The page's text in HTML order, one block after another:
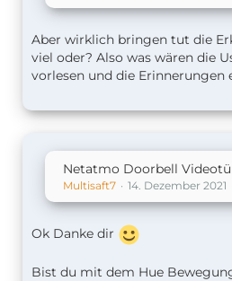
Aber wirklich bringen tut die
viel oder? Also was wären die
vorlesen und die Erinnerungen
Netatmo Doorbell
Multisaft7 14. Dezember 2021
Ok Danke dir
Bist du mit dem Hue